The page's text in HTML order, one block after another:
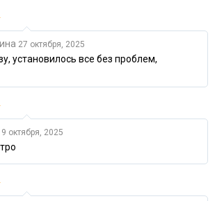
27 октября, 2025
установилось все без проблем,
октября, 2025